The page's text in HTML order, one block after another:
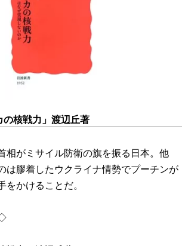
の核戦力」渡辺丘著
相がミサイル防衛の旗を振る日本。他
は膠着したウクライナ情勢でプーチンが
をかけることだ。